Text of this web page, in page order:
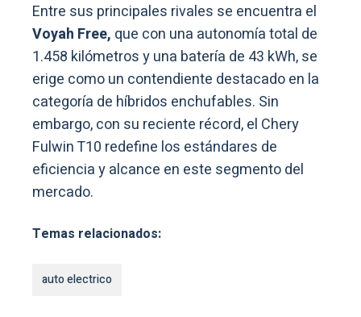
Entre sus principales rivales se encuentra el
Voyah Free, que con una autonomía total de
1.458 kilómetros y una batería de 43 kWh, se
erige como un contendiente destacado en la
categoría de híbridos enchufables. Sin
embargo, con su reciente récord, el Chery
Fulwin T10 redefine los estándares de
eficiencia y alcance en este segmento del
mercado.
Temas relacionados:
auto electrico